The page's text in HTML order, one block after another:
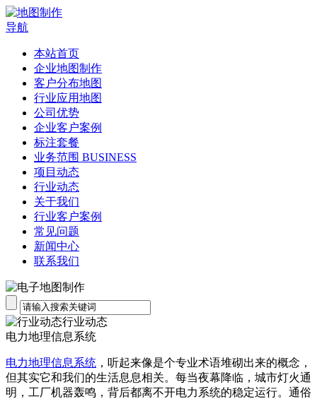
导航
本站首页
企业地图制作
客户分布地图
行业应用地图
公司优势
企业客户案例
标注套餐
业务范围 BUSINESS
项目动态
行业动态
关于我们
行业客户案例
常见问题
新闻中心
联系我们
行业动态
电力地理信息系统
电力地理信息系统 ，听起来像是个专业术语堆砌出来的概念，
但其实它和我们的生活息息相关。每当夜幕降临，城市灯火通
明，工厂机器轰鸣，背后都离不开电力系统的稳定运行。通俗